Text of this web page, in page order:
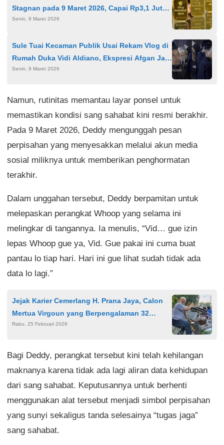
Stagnan pada 9 Maret 2026, Capai Rp3,1 Juta
per Gram
Senin, 9 Maret 2026
Sule Tuai Kecaman Publik Usai Rekam Vlog di
Rumah Duka Vidi Aldiano, Ekspresi Afgan Jadi
Sorotan
Senin, 9 Maret 2026
Namun, rutinitas memantau layar ponsel untuk
memastikan kondisi sang sahabat kini resmi berakhir.
Pada 9 Maret 2026, Deddy mengunggah pesan
perpisahan yang menyesakkan melalui akun media
sosial miliknya untuk memberikan penghormatan
terakhir.
Dalam unggahan tersebut, Deddy berpamitan untuk
melepaskan perangkat Whoop yang selama ini
melingkar di tangannya. Ia menulis, “Vid… gue izin
lepas Whoop gue ya, Vid. Gue pakai ini cuma buat
pantau lo tiap hari. Hari ini gue lihat sudah tidak ada
data lo lagi.”
Jejak Karier Cemerlang H. Prana Jaya, Calon
Mertua Virgoun yang Berpengalaman 32
Tahun di BUMN
Rabu, 25 Februari 2026
Bagi Deddy, perangkat tersebut kini telah kehilangan
maknanya karena tidak ada lagi aliran data kehidupan
dari sang sahabat. Keputusannya untuk berhenti
menggunakan alat tersebut menjadi simbol perpisahan
yang sunyi sekaligus tanda selesainya “tugas jaga”
sang sahabat.